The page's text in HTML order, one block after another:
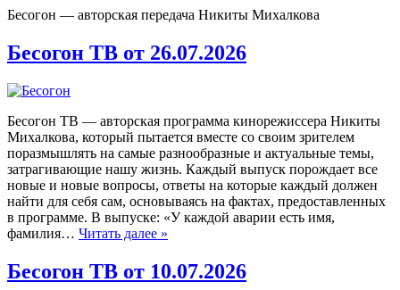
Бесогон — авторская передача Никиты Михалкова
Бесогон ТВ от 26.07.2026
Бесогон ТВ — авторская программа кинорежиссера Никиты
Михалкова, который пытается вместе со своим зрителем
поразмышлять на самые разнообразные и актуальные темы,
затрагивающие нашу жизнь. Каждый выпуск порождает все
новые и новые вопросы, ответы на которые каждый должен
найти для себя сам, основываясь на фактах, предоставленных
в программе. В выпуске: «У каждой аварии есть имя,
фамилия… Читать далее »
Бесогон ТВ от 10.07.2026